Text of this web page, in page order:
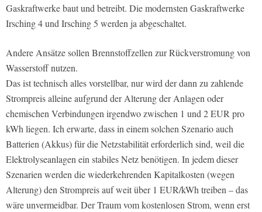
Gaskraftwerke baut und betreibt. Die modernsten Gaskraftwerke
Irsching 4 und Irsching 5 werden ja abgeschaltet.
Andere Ansätze sollen Brennstoffzellen zur Rückverstromung von
Wasserstoff nutzen.
Das ist technisch alles vorstellbar, nur wird der dann zu zahlende
Strompreis alleine aufgrund der Alterung der Anlagen oder
chemischen Verbindungen irgendwo zwischen 1 und 2 EUR pro
kWh liegen. Ich erwarte, dass in einem solchen Szenario auch
Batterien (Akkus) für die Netzstabilität erforderlich sind, weil die
Elektrolyseanlagen ein stabiles Netz benötigen. In jedem dieser
Szenarien werden die wiederkehrenden Kapitalkosten (wegen
Alterung) den Strompreis auf weit über 1 EUR/kWh treiben – das
wäre unvermeidbar. Der Traum vom kostenlosen Strom, wenn erst